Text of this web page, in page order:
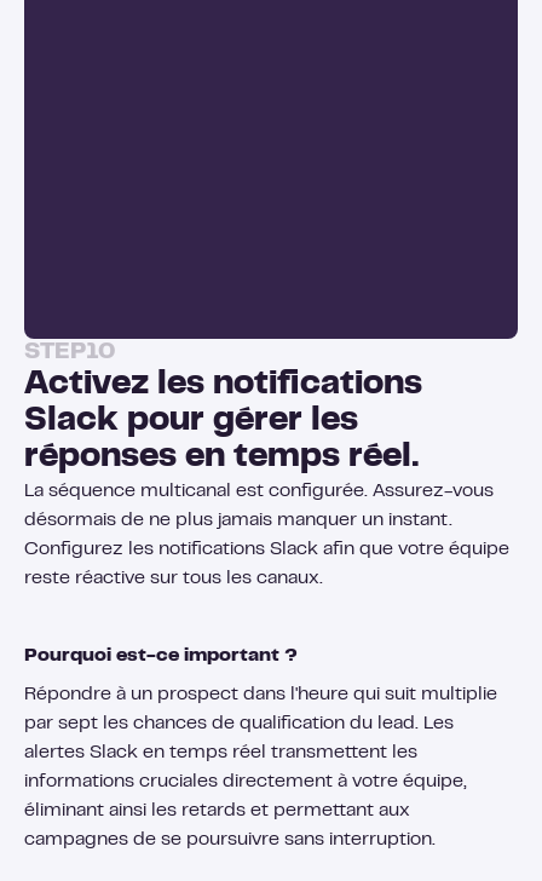
STEP10
Activez les notifications
Slack pour gérer les
réponses en temps réel.
La séquence multicanal est configurée. Assurez-vous
désormais de ne plus jamais manquer un instant.
Configurez les notifications Slack afin que votre équipe
reste réactive sur tous les canaux.
Pourquoi est-ce important ?
Répondre à un prospect dans l'heure qui suit multiplie
par sept les chances de qualification du lead. Les
alertes Slack en temps réel transmettent les
informations cruciales directement à votre équipe,
éliminant ainsi les retards et permettant aux
campagnes de se poursuivre sans interruption.